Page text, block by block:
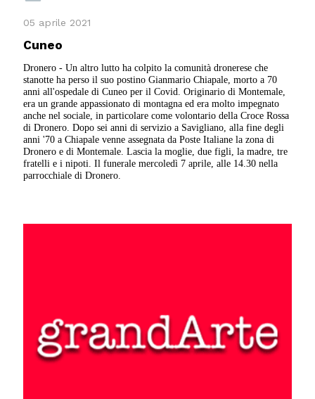
05 aprile 2021
Cuneo
Dronero - Un altro lutto ha colpito la comunità dronerese che
stanotte ha perso il suo postino Gianmario Chiapale, morto a 70
anni all'ospedale di Cuneo per il Covid. Originario di Montemale,
era un grande appassionato di montagna ed era molto impegnato
anche nel sociale, in particolare come volontario della Croce Rossa
di Dronero. Dopo sei anni di servizio a Savigliano, alla fine degli
anni '70 a Chiapale venne assegnata da Poste Italiane la zona di
Dronero e di Montemale. Lascia la moglie, due figli, la madre, tre
fratelli e i nipoti. Il funerale mercoledì 7 aprile, alle 14.30 nella
parrocchiale di Dronero.